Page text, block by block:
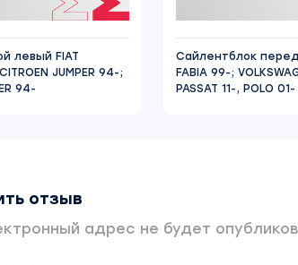
левый FIAT
JUMPER 94-;
94-
Сайлентблок
FABIA 99-;
PASSAT 11-, POLO 01-
отзыв
адрес не будет